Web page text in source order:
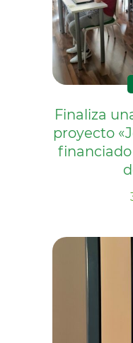
Finaliza
proyecto